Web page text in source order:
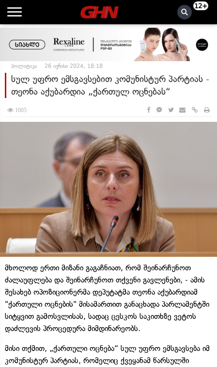
12+
პოლიტიკა 26 ივნისი 2024, 18:18
სულ უფრო ემსგავსებით კომუნისტურ პარტიას -
თეონა აქუბარდია „ქართულ ოცნებას“
1005
მხოლოდ ერთი მიზანი გაგაჩნიათ, რომ შეინარჩუნოთ
ძალაუფლება და შეინარჩუნოთ თქვენი გავლენები, - ამის
შესახებ ოპოზიციონერმა დეპუტატმა თეონა აქუბარდიამ
"ქართული ოცნების" მისამართით განაცხადა პარლამენტში
სიტყვით გამოსვლისას, სადაც ცესკოს საკითხზე ვეტოს
დაძლევის პროცედურა მიმდინარეობს.
მისი თქმით, „ქართული ოცნება“ სულ უფრო ემსგავსება იმ
კომუნისტურ პარტიას, რომელიც ქვეყანამ წარსულში